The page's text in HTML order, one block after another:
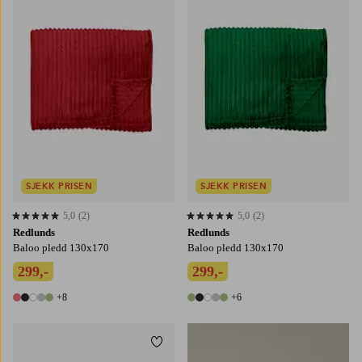
Redlunds
Baloo pledd 130x170
299,-
13 farger
+8
5,0 basert på 2 karaktergivninger
5,0 (2)
SJEKK PRISEN
Redlunds
Baloo pledd 130x170
299,-
11 farger
+6
5,0 basert på 2 karaktergivninger
5,0 (2)
SJEKK PRISEN
Legg til favoritter